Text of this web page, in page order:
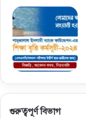
গুরুত্বপূর্ণ বিভাগ